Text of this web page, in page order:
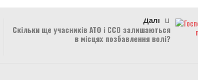
Далі
Скільки ще учасників АТО і ССО залишаються
в місцях позбавлення волі?